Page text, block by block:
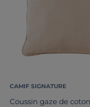
CAMIF SIGNATURE
Coussin gaze de